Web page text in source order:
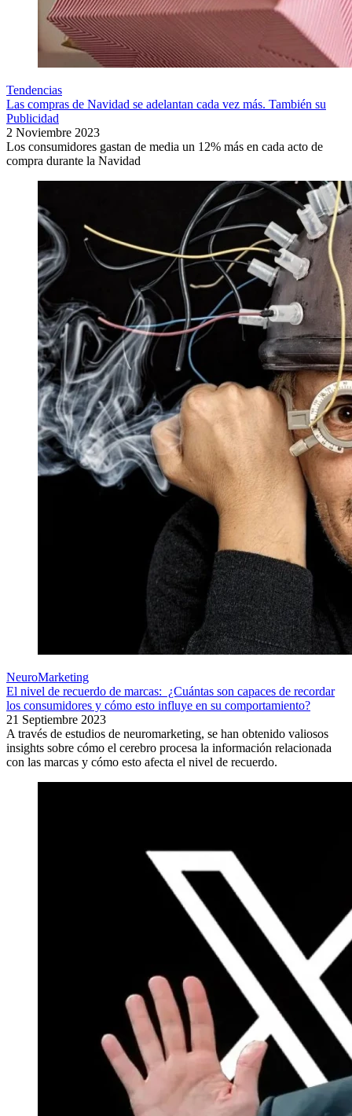
Tendencias
Las compras de Navidad se adelantan cada vez más. También su
Publicidad
2 Noviembre 2023
Los consumidores gastan de media un 12% más en cada acto de
compra durante la Navidad
NeuroMarketing
El nivel de recuerdo de marcas: ¿Cuántas son capaces de recordar
los consumidores y cómo esto influye en su comportamiento?
21 Septiembre 2023
A través de estudios de neuromarketing, se han obtenido valiosos
insights sobre cómo el cerebro procesa la información relacionada
con las marcas y cómo esto afecta el nivel de recuerdo.